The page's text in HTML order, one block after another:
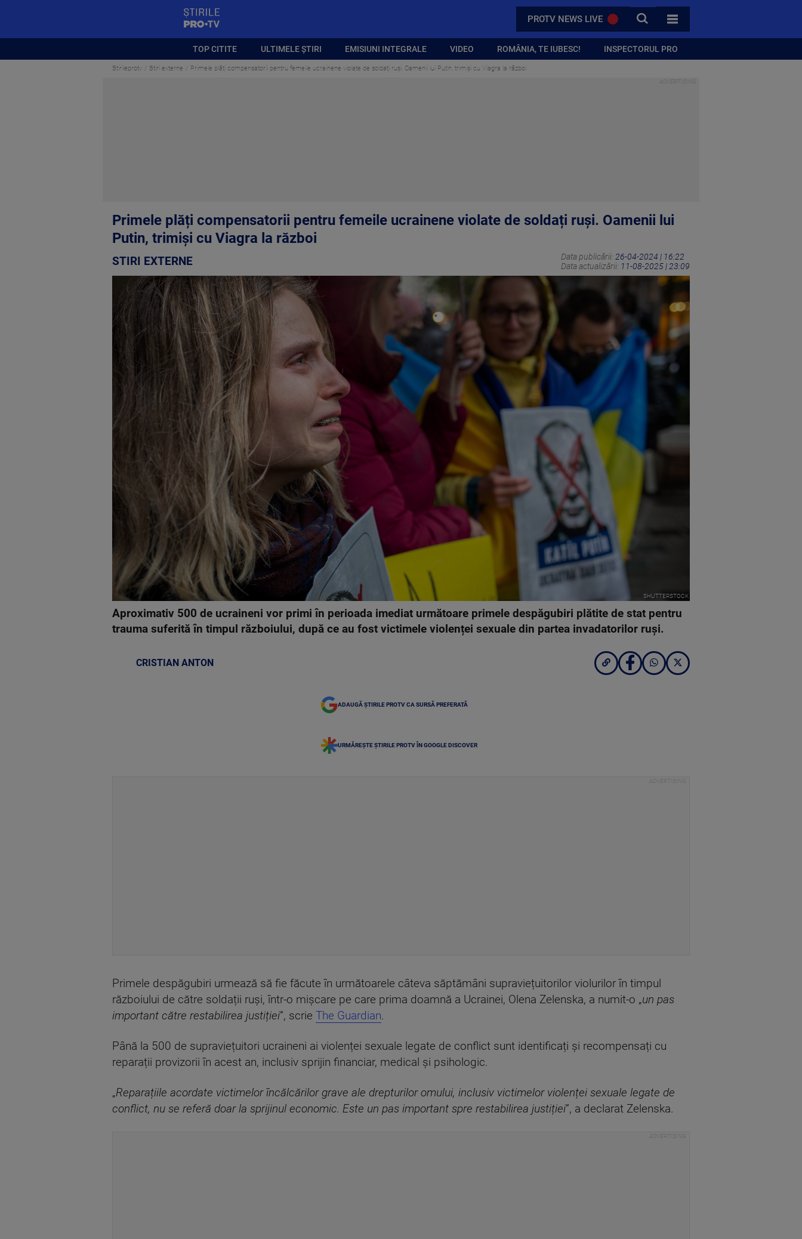
PROTV NEWS LIVE CAUTA
TOATE CATEGORIILE
TOP CITITE ULTIMELE ȘTIRI EMISIUNI INTEGRALE VIDEO ROMÂNIA, TE IUBESC! INSPECTORUL PRO
Stirileprotv Stiri externe Primele plăți compensatorii pentru femeile ucrainene violate de soldați ruși. Oamenii lui Putin, trimiși cu Viagra la război
Primele plăți compensatorii pentru femeile ucrainene violate de soldați ruși. Oamenii lui
Putin, trimiși cu Viagra la război
STIRI EXTERNE Data publicării: 26-04-2024 | 16:22
Data actualizării: 11-08-2025 | 23:09
SHUTTERSTOCK
Aproximativ 500 de ucraineni vor primi în perioada imediat următoare primele despăgubiri plătite de stat pentru
trauma suferită în timpul războiului, după ce au fost victimele violenței sexuale din partea invadatorilor ruși.
CRISTIAN ANTON
ADAUGĂ ȘTIRILE PROTV CA SURSĂ PREFERATĂ
URMĂREȘTE ȘTIRILE PROTV ÎN GOOGLE DISCOVER
Primele despăgubiri urmează să fie făcute în următoarele câteva săptămâni supraviețuitorilor violurilor în timpul
războiului de către soldații ruși, într-o mișcare pe care prima doamnă a Ucrainei, Olena Zelenska, a numit-o „un pas
important către restabilirea justiției”, scrie The Guardian.
Până la 500 de supraviețuitori ucraineni ai violenței sexuale legate de conflict sunt identificați și recompensați cu
reparații provizorii în acest an, inclusiv sprijin financiar, medical și psihologic.
„Reparațiile acordate victimelor încălcărilor grave ale drepturilor omului, inclusiv victimelor violenței sexuale legate de
conflict, nu se referă doar la sprijinul economic. Este un pas important spre restabilirea justiției”, a declarat Zelenska.